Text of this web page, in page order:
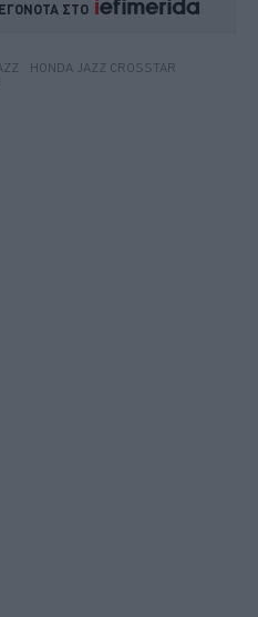
ΣΤΟ
HONDA JAZZ CROSSTAR